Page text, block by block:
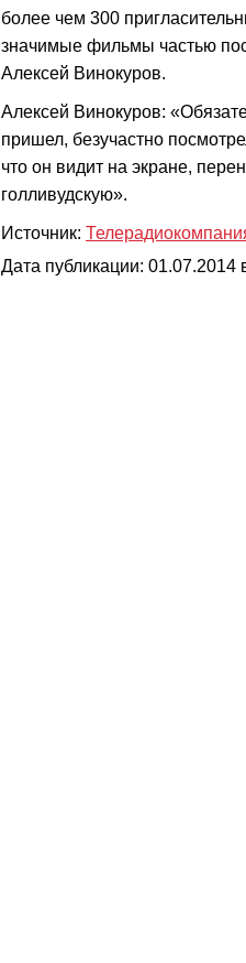
более чем 300
значимые фильмы частью
Алексей Винокуров.
Алексей Винокуров:
пришел, безучастно
что он видит на экране,
голливудскую».
Источник:
Дата публикации: 01.07.2014